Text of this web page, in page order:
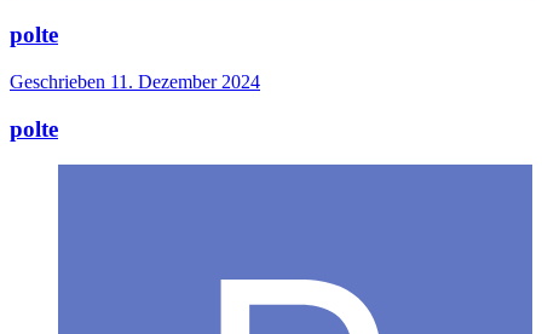
polte
Geschrieben 11. Dezember 2024
polte